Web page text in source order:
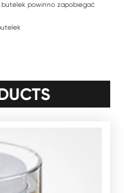
powinno zapobiegać